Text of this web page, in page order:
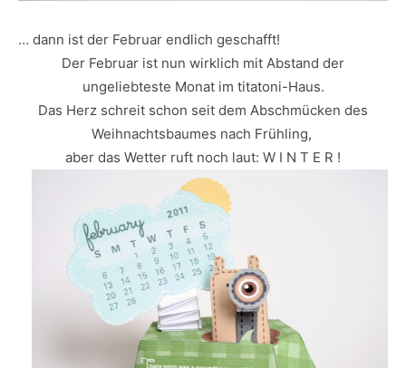
… dann ist der Februar endlich geschafft!
Der Februar ist nun wirklich mit Abstand der
ungeliebteste Monat im titatoni-Haus.
Das Herz schreit schon seit dem Abschmücken des
Weihnachtsbaumes nach Frühling,
aber das Wetter ruft noch laut: W I N T E R !